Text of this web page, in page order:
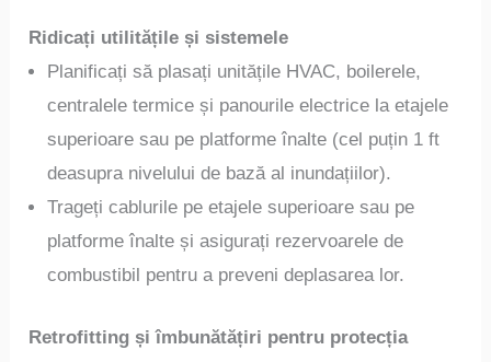
Ridicați utilitățile și sistemele
Planificați să plasați unitățile HVAC, boilerele,
centralele termice și panourile electrice la etajele
superioare sau pe platforme înalte (cel puțin 1 ft
deasupra nivelului de bază al inundațiilor).
Trageți cablurile pe etajele superioare sau pe
platforme înalte și asigurați rezervoarele de
combustibil pentru a preveni deplasarea lor.
Retrofitting și îmbunătățiri pentru protecția